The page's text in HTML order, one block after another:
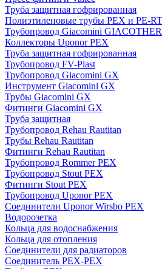
Труба защитная гофрированная
Полиэтиленовые трубы PEX и PE-
Трубопровод Giacomini
Коллекторы Uponor PEX
Труба защитная гофрированная
Трубопровод FV-Plast
Трубопровод Giacomini GX
Инструмент Giacomini GX
Трубы Giacomini GX
Фитинги Giacomini GX
Труба защитная
Трубопровод Rehau Rautitan
Трубы Rehau Rautitan
Фитинги Rehau Rautitan
Трубопровод Rommer PEX
Трубопровод Stout PEX
Фитинги Stout PEX
Трубопровод Uponor PEX
Соединители Uponor Wirsbo PEX
Водорозетка
Кольца для водоснабжения
Кольца для отопления
Соединители для радиаторов
Соединитель PEX-PEX